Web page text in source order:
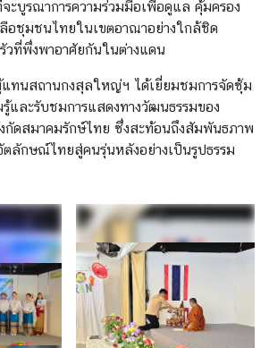
ะบูรณาการความร่วมมือเพื่อดูแล คุ้มครอง
อชุมชนไทยในเขตอาณาอย่างใกล้ชิด
วที่พึ่งพาอาศัยกันในต่างแดน
แทนสถานกงสุลใหญ่ฯ ได้เยี่ยมชมการจัดซุ้ม
และรับชมการแสดงทางวัฒนธรรมของ
กัดสมาคมรักษ์ไทย ซึ่งสะท้อนถึงสัมพันธภาพ
ลักษณ์ไทยสู่คนรุ่นหลังอย่างเป็นรูปธรรม